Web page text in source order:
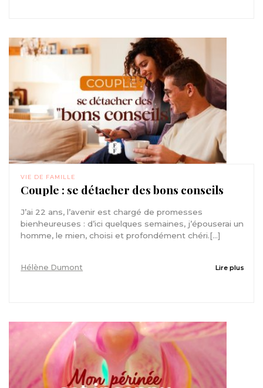
VIE DE FAMILLE
Couple : se détacher des bons conseils
J’ai 22 ans, l’avenir est chargé de promesses
bienheureuses : d’ici quelques semaines, j’épouserai un
homme, le mien, choisi et profondément chéri.[...]
Hélène Dumont Lire plus